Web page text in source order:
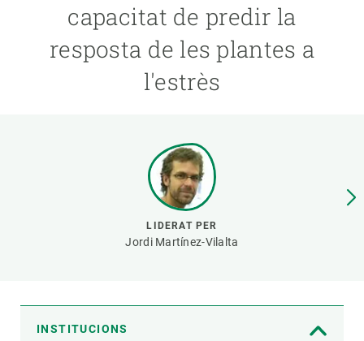
capacitat de predir la
resposta de les plantes a
l'estrès
LIDERAT PER
Jordi Martínez-Vilalta
INSTITUCIONS